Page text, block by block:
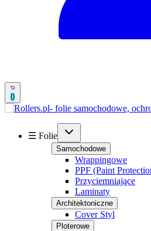
0
☰ Folie
Samochodowe
Wrappingowe
PPF (Paint
Przyciemniające
Laminaty
Architektoniczne
Cover Styl
Ploterowe